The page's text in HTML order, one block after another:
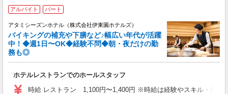
アルバイト パート
アタミシーズンホテル（株式会社伊東園ホテルズ）
バイキングの補充や下膳など♪幅広い年代が活躍
中！◆週1日〜OK◆経験不問◆朝・夜だけの勤
務も◎
ホテルレストランでのホールスタッフ
時給 レストラン 1,100円〜1,400円 ※時給は経験やスキル・勤務